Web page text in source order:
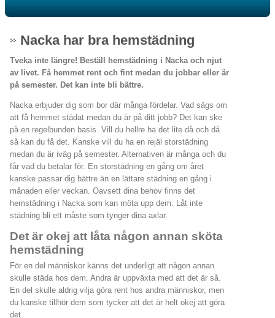
Nacka har bra hemstädning
Tveka inte längre! Beställ hemstädning i Nacka och njut
av livet. Få hemmet rent och fint medan du jobbar eller är
på semester. Det kan inte bli bättre.
Nacka erbjuder dig som bor där många fördelar. Vad sägs om
att få hemmet städat medan du är på ditt jobb? Det kan ske
på en regelbunden basis. Vill du hellre ha det lite då och då
så kan du få det. Kanske vill du ha en rejäl storstädning
medan du är iväg på semester. Alternativen är många och du
får vad du betalar för. En storstädning en gång om året
kanske passar dig bättre än en lättare städning en gång i
månaden eller veckan. Oavsett dina behov finns det
hemstädning i Nacka som kan möta upp dem. Låt inte
städning bli ett måste som tynger dina axlar.
Det är okej att låta någon annan sköta
hemstädning
För en del människor känns det underligt att någon annan
skulle städa hos dem. Andra är uppväxta med att det är så.
En del skulle aldrig vilja göra rent hos andra människor, men
du kanske tillhör dem som tycker att det är helt okej att göra
det.